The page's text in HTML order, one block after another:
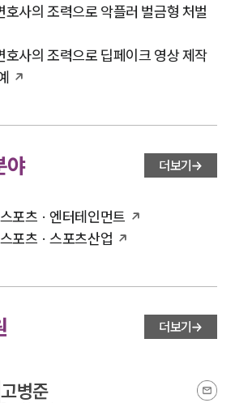
사의 조력으로 악플러 벌금형 처벌
호사의 조력으로 딥페이크 영상 제작
야 더보기
포츠 · 엔터테인먼트
포츠 · 스포츠산업
더보기
고병준